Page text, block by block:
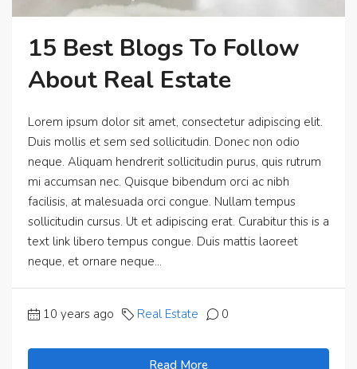
15 Best Blogs To Follow
About Real Estate
Lorem ipsum dolor sit amet, consectetur adipiscing elit.
Duis mollis et sem sed sollicitudin. Donec non odio
neque. Aliquam hendrerit sollicitudin purus, quis rutrum
mi accumsan nec. Quisque bibendum orci ac nibh
facilisis, at malesuada orci congue. Nullam tempus
sollicitudin cursus. Ut et adipiscing erat. Curabitur this is a
text link libero tempus congue. Duis mattis laoreet
neque, et ornare neque...
10 years ago Real Estate 0
Read More